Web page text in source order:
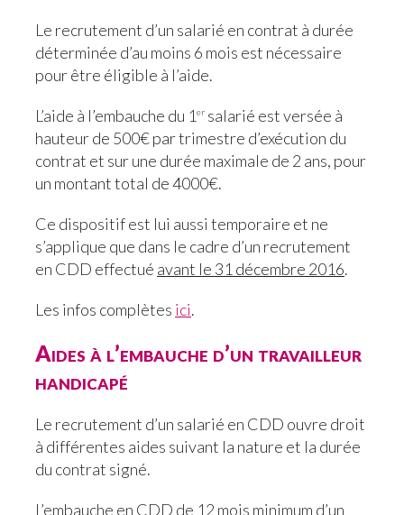
Le recrutement d’un salarié en contrat à durée
déterminée d’au moins 6 mois est nécessaire
pour être éligible à l’aide.
L’aide à l’embauche du 1 er salarié est versée à
hauteur de 500€ par trimestre d’exécution du
contrat et sur une durée maximale de 2 ans, pour
un montant total de 4000€.
Ce dispositif est lui aussi temporaire et ne
s’applique que dans le cadre d’un recrutement
en CDD effectué avant le 31 décembre 2016.
Les infos complètes ici.
Aides à l’embauche d’un travailleur
handicapé
Le recrutement d’un salarié en CDD ouvre droit
à différentes aides suivant la nature et la durée
du contrat signé.
L’embauche en CDD de 12 mois minimum d’un